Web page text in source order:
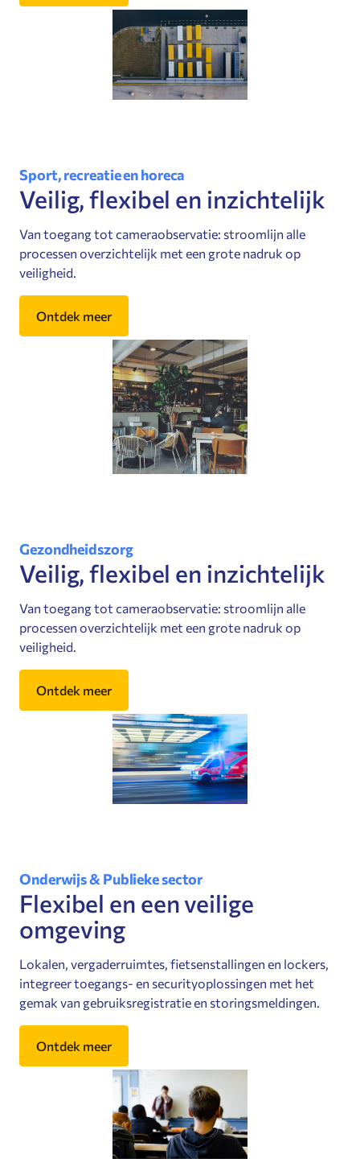
Sport, recreatie en horeca
Veilig, flexibel en inzichtelijk
Van toegang tot cameraobservatie: stroomlijn alle
processen overzichtelijk met een grote nadruk op
veiligheid.
Ontdek meer
Gezondheidszorg
Veilig, flexibel en inzichtelijk
Van toegang tot cameraobservatie: stroomlijn alle
processen overzichtelijk met een grote nadruk op
veiligheid.
Ontdek meer
Onderwijs & Publieke sector
Flexibel en een veilige
omgeving
Lokalen, vergaderruimtes, fietsenstallingen en lockers,
integreer toegangs- en securityoplossingen met het
gemak van gebruiksregistratie en storingsmeldingen.
Ontdek meer